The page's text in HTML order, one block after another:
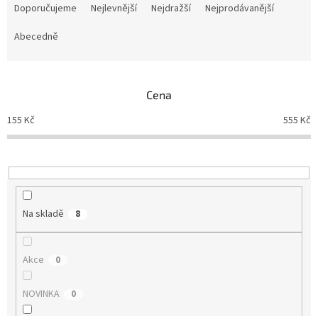
o
d
k
t
Doporučujeme Nejlevnější Nejdražší
Nejprodávanější
Abecedně
Cena
155 Kč 555 Kč
Na skladě 8
Akce 0
NOVINKA 0